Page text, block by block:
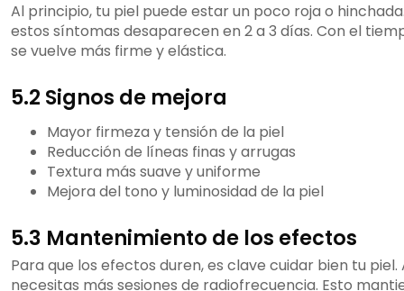
Al principio, tu piel puede estar un poco roja o
estos síntomas desaparecen en 2 a 3 días. Con el
se vuelve más firme y elástica.
5.2 Signos de mejora
Mayor firmeza y tensión de la piel
Reducción de líneas finas y arrugas
Textura más suave y uniforme
Mejora del tono y luminosidad de la piel
5.3 Mantenimiento de los efectos
Para que los efectos duren, es clave cuidar bien tu piel.
necesitas más sesiones de radiofrecuencia. Esto